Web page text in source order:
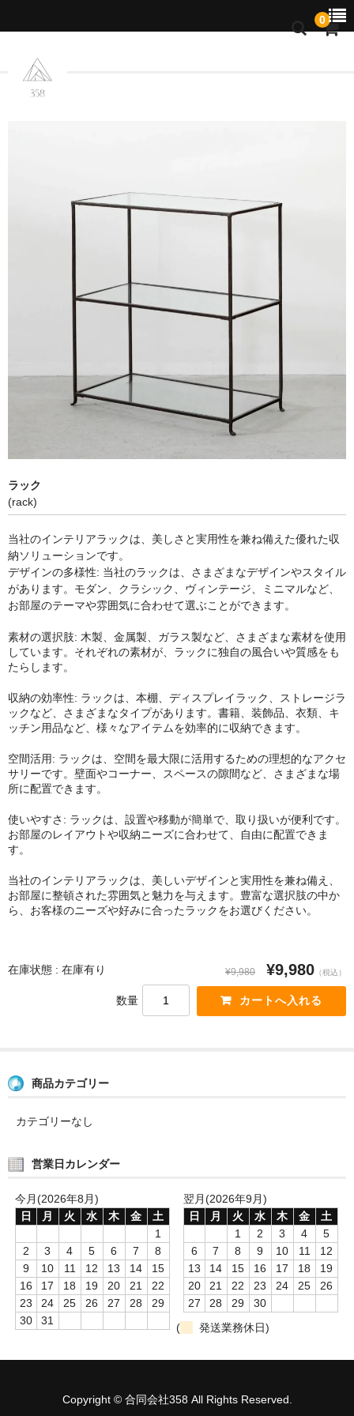
0
お知らせ
ラック
ラック
(rack)
当社のインテリアラックは、美しさと実用性を兼ね備えた優れた収
納ソリューションです。
デザインの多様性: 当社のラックは、さまざまなデザインやスタイル
があります。モダン、クラシック、ヴィンテージ、ミニマルなど、
お部屋のテーマや雰囲気に合わせて選ぶことができます。
素材の選択肢: 木製、金属製、ガラス製など、さまざまな素材を使用
しています。それぞれの素材が、ラックに独自の風合いや質感をも
たらします。
収納の効率性: ラックは、本棚、ディスプレイラック、ストレージラ
ックなど、さまざまなタイプがあります。書籍、装飾品、衣類、キ
ッチン用品など、様々なアイテムを効率的に収納できます。
空間活用: ラックは、空間を最大限に活用するための理想的なアクセ
サリーです。壁面やコーナー、スペースの隙間など、さまざまな場
所に配置できます。
使いやすさ: ラックは、設置や移動が簡単で、取り扱いが便利です。
お部屋のレイアウトや収納ニーズに合わせて、自由に配置できま
す。
当社のインテリアラックは、美しいデザインと実用性を兼ね備え、
お部屋に整頓された雰囲気と魅力を与えます。豊富な選択肢の中か
ら、お客様のニーズや好みに合ったラックをお選びください。
在庫状態 : 在庫有り ¥9,980 ¥9,980 （税込）
数量
商品カテゴリー
カテゴリーなし
営業日カレンダー
今月(2026年8月)
日
月 火 水 木 金
土
1
2
3 4 5 6 7
8
9
10 11 12 13 14
15
16
17 18 19 20 21
22
23
24 25 26 27 28
29
30
31
翌月(2026年9月)
日
月 火 水 木 金
土
1
2 3 4
5
6
7 8 9 10 11
12
13
14 15 16 17 18
19
20
21 22 23 24 25
26
27
28 29
30
(
発送業務休日)
Copyright © 合同会社358 All Rights Reserved.